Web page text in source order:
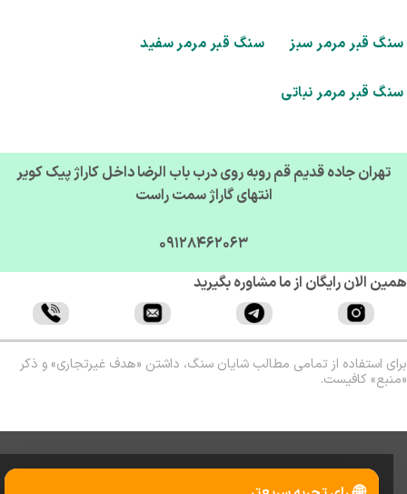
قبر مرمر سبز سنگ قبر مرمر سفید
قبر مرمر نباتی
تهران جاده قدیم قم روبه روی درب باب الرضا داخل کاراژ پیک کویر
انتهای گاراژ سمت راست
09128462063
الان رایگان از ما مشاوره بگیرید
استفاده از تمامی مطالب شایان سنگ، داشتن «هدف غیرتجاری» و ذکر
کافیست.